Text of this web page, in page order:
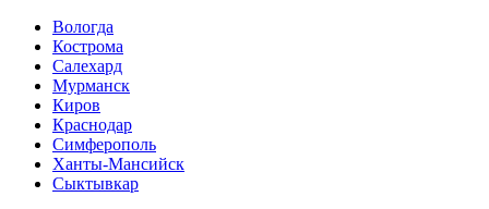
Вологда
Кострома
Салехард
Мурманск
Киров
Краснодар
Симферополь
Ханты-Мансийск
Сыктывкар